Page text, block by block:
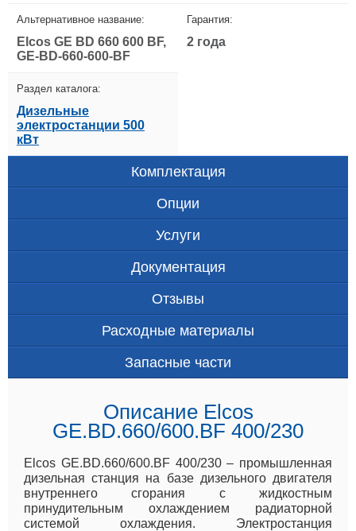
Альтернативное название:
Elcos GE BD 660 600 BF,
GE-BD-660-600-BF
Гарантия:
2 года
Раздел каталога:
Дизельные
электростанции 500
кВт
Комплектация
Опции
Услуги
Документация
Отзывы
Расходные материалы
Запасные части
Описание Elcos
GE.BD.660/600.BF 400/230
Elcos GE.BD.660/600.BF 400/230 – промышленная
дизельная станция на базе дизельного двигателя
внутреннего сгорания с жидкостным
принудительным охлаждением радиаторной
системой охлаждения. Электростанция